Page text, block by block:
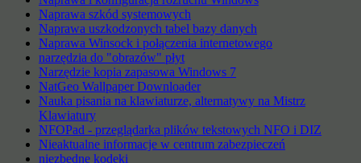
Naprawa szkód systemowych
Naprawa uszkodzonych tabel bazy danych
Naprawa Winsock i połączenia internetowego
narzędzia do "obrazów" płyt
Narzędzie kopia zapasowa Windows 7
NatGeo Wallpaper Downloader
Nauka pisania na klawiaturze, alternatywy na Mistrz
Klawiatury
NFOPad - przeglądarka plików tekstowych NFO i DIZ
Nieaktualne informacje w centrum zabezpieczeń
niezbędne kodeki